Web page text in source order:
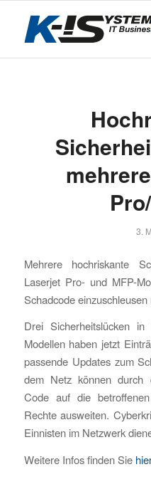
3.
Mehrere hochriskante
Laserjet Pro- und MFP-
Schadcode
Drei Sicherheitslücken
Modellen haben jetzt
passende Updates zum
dem Netz können durch
Code auf die
Rechte ausweiten.
Einnisten im Netzwerk
Weitere Infos finden Sie